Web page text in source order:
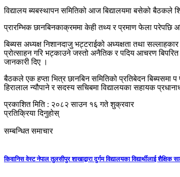
विद्यालय ब्यबस्थापन समितिको आज बिद्यालयमा बसेको बैठकले
प्रारम्भिक छानबिनकाक्रममा केही तथ्य र प्रमाण फेला परेपछि
बिब्यस अध्यक्ष निशानदाजु भट्टराईको अध्यक्षता तथा
प्रोत्साहन गरि भट्काउने जस्तो अनैतिक र पदिय आचरण बिपरित
जानकारी दिए ।
बैठकले एक हप्ता भित्र छानबिन समितिको प्रतिबेदन बिब्यसमा
हिरालाल न्यौपाने र सदस्य सचिबमा विद्यालयका सहायक
प्रकाशित मिति : २०८२ साउन १६ गते शुक्रवार
प्रतिक्रिया दिनुहोस्
सम्बन्धित समाचार
किवानिस वेस्ट नेपाल तुलसीपुर शाखाद्वारा दुर्गम विद्यालयका विद्यार्थीलाई शैक्षिक